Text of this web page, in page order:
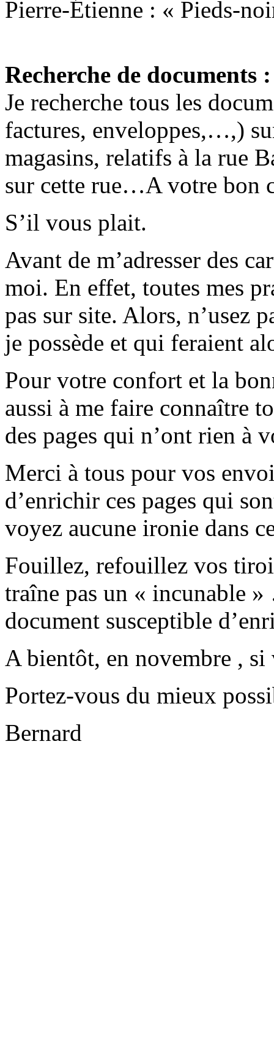
Pierre-Étienne : « Pieds-
Recherche de documents :
Je recherche tous les
factures, enveloppes,…,)
magasins, relatifs à la rue
sur cette rue…A votre bon
S’il vous plait.
Avant de m’adresser des
moi. En effet, toutes mes
pas sur site. Alors, n’usez
je possède et qui feraient
Pour votre confort et la
aussi à me faire connaître
des pages qui n’ont rien à
Merci à tous pour vos
d’enrichir ces pages qui
voyez aucune ironie dans
Fouillez, refouillez vos
traîne pas un « incunable
document susceptible
A bientôt, en novembre ,
Portez-vous du mieux
Bernard